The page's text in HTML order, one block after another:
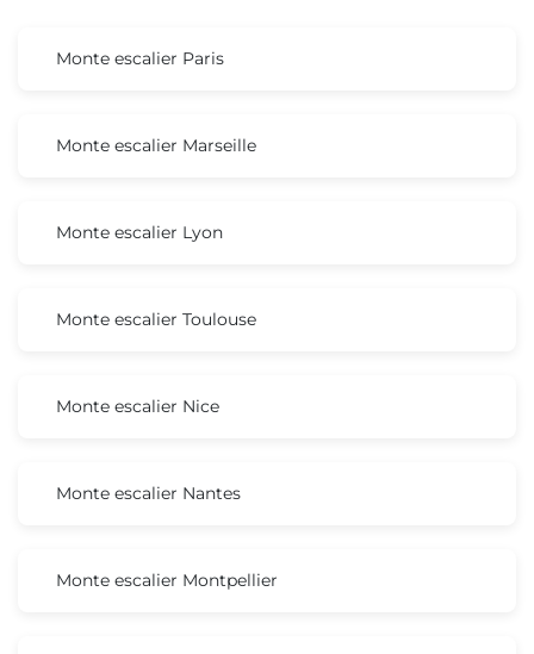
Monte escalier Paris
Monte escalier Marseille
Monte escalier Lyon
Monte escalier Toulouse
Monte escalier Nice
Monte escalier Nantes
Monte escalier Montpellier